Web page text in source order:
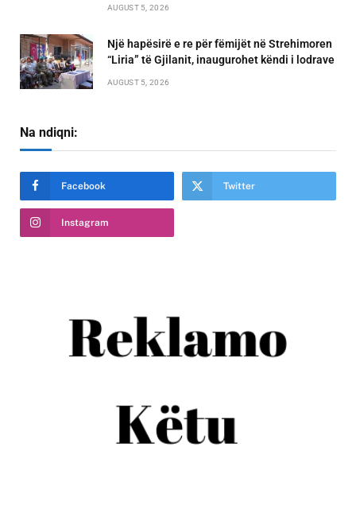
AUGUST 5, 2026
Një hapësirë e re për fëmijët në Strehimoren
“Liria” të Gjilanit, inaugurohet këndi i lodrave
AUGUST 5, 2026
Na ndiqni:
Facebook Twitter
Instagram